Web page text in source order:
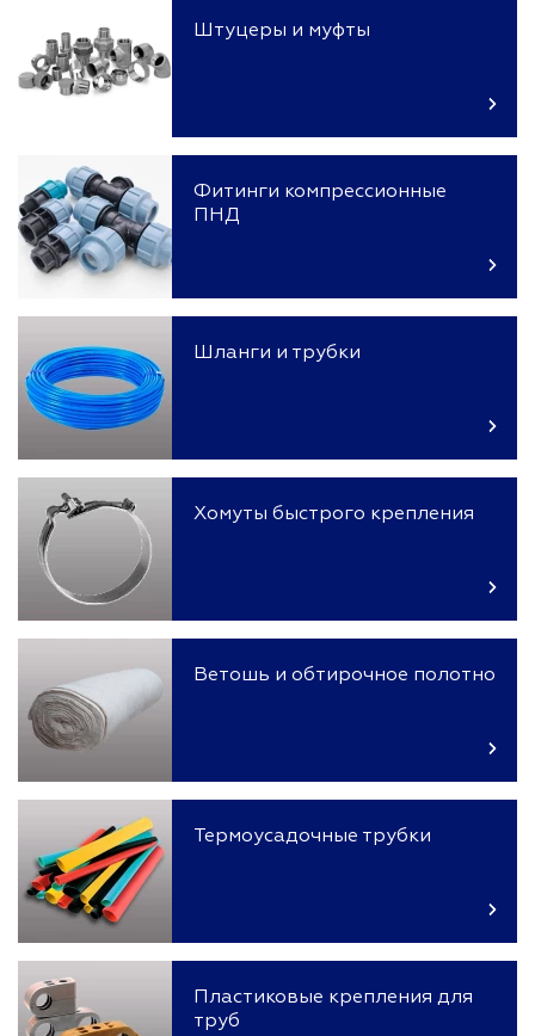
Штуцеры и муфты
Фитинги компрессионные
ПНД
Шланги и трубки
Хомуты быстрого крепления
Ветошь и обтирочное полотно
Термоусадочные трубки
Пластиковые крепления для
труб